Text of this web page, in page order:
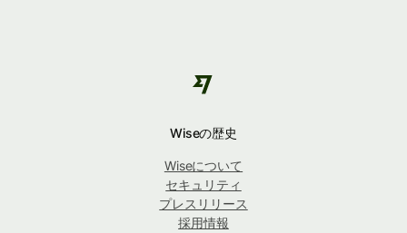
Wiseの歴史
Wiseについて
セキュリティ
プレスリリース
採用情報